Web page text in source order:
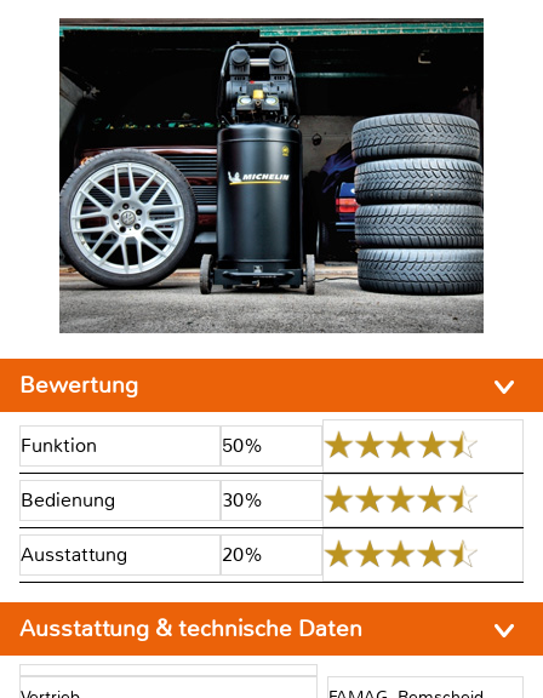
Bewertung
Funktion 50%
Bedienung 30%
Ausstattung 20%
Ausstattung & technische Daten